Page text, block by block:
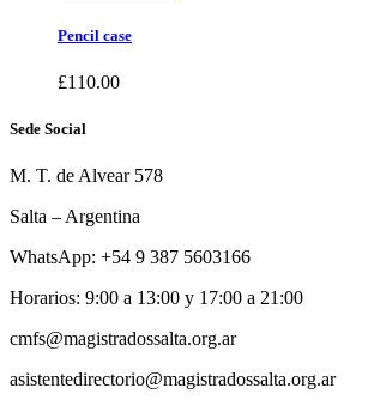
Pencil case
£110.00
Sede Social
M. T. de Alvear 578
Salta – Argentina
WhatsApp: +54 9 387 5603166
Horarios: 9:00 a 13:00 y 17:00 a 21:00
cmfs@magistradossalta.org.ar
asistentedirectorio@magistradossalta.org.ar